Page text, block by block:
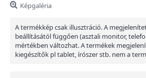
Képgaléria
A termékkép csak illusztráció. A
beállításától függően (asztali monitor,
mértékben változhat. A termékek
kiegészítők pl tablet, írószer stb. nem a